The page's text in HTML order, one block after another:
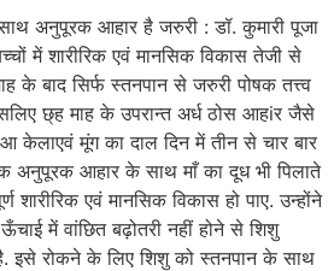
अनुपूरक आहार है जरुरी : डॉ. कुमारी पूजा
में शारीरिक एवं मानसिक विकास तेजी से
के बाद सिर्फ स्तनपान से जरुरी पोषक तत्त्व
छ्ह माह के उपरान्त अर्ध ठोस आहiर जैसे
केलाएवं मूंग का दाल दिन में तीन से चार बार
अनुपूरक आहार के साथ माँ का दूध भी पिलाते
शारीरिक एवं मानसिक विकास हो पाए. उन्होंने
में वांछित बढ़ोतरी नहीं होने से शिशु
इसे रोकने के लिए शिशु को स्तनपान के साथ